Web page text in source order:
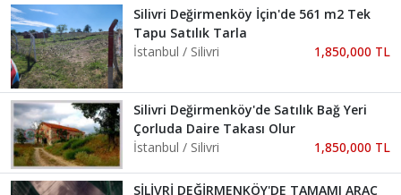
Silivri Değirmenköy İçin'de 561 m2 Tek
Tapu Satılık Tarla
İstanbul / Silivri
1,850,000 TL
Silivri Değirmenköy'de Satılık Bağ Yeri
Çorluda Daire Takası Olur
İstanbul / Silivri
1,850,000 TL
SİLİVRİ DEĞİRMENKÖY'DE TAMAMI ARAÇ